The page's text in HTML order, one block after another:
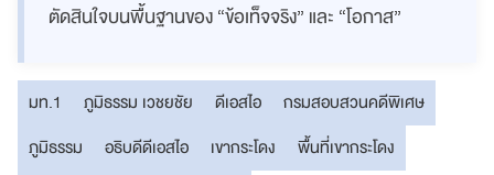
ตัดสินใจบนพื้นฐานของ “ข้อเท็จจริง” และ “โอกาส”
มท.1 ภูมิธรรม เวชยชัย ดีเอสไอ
กรมสอบสวนคดีพิเศษ
ภูมิธรรม
อธิบดีดีเอสไอ เขากระโดง
พื้นที่เขากระโดง